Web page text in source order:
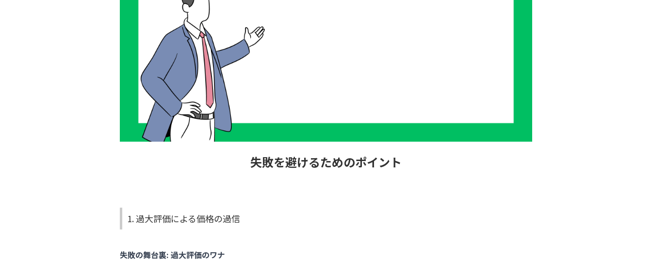
失敗を避けるためのポイント
1. 過大評価による価格の過信
失敗の舞台裏: 過大評価のワナ